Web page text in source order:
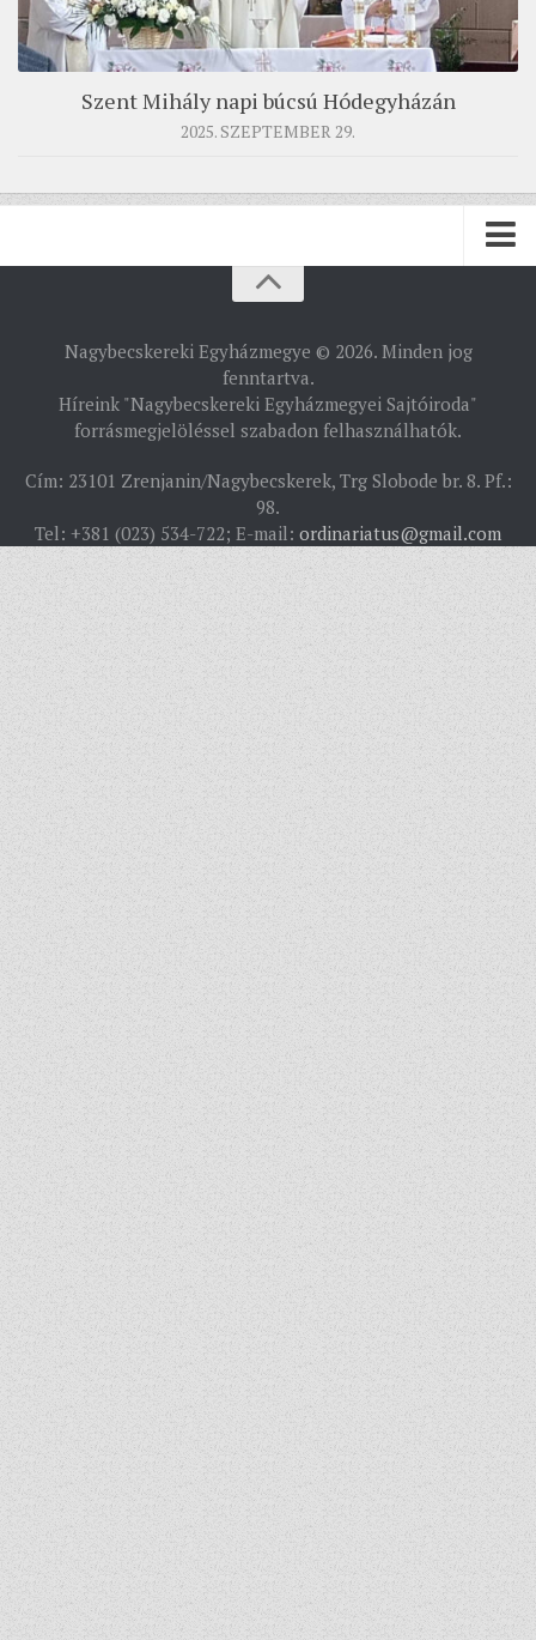
Szent Mihály napi búcsú Hódegyházán
2025. SZEPTEMBER 29.
TÖRTÉNELEM
EGYHÁZMEGYEI LEVÉLTÁR
LELKIPÁSZTOROK
SZERZETESRENDEK
IN MEMORIAM
PLÉBÁNIÁK
ÉSZAKI ESPERESSÉG
KÖZPONTI ESPERESSÉG
DÉLI ESPERESSÉG
ARCHÍVUM
ARCHÍV ÉLETKÉPEK
SZINÓDUS
ORGANIGRAMMA
PÜSPÖKI DEKRÉTUM
ZSINATI IMA
ZSINAT MOTTÓJA, LOGÓJA
ZSINATI IRODA
KOORDINÁLÓ BIZOTTSÁG
ZSINATI TAGOK
MUNKADOKUMENTUMOK
ZSINATI HÍREK-ÚJSÁG
PASZTORÁLSZOCIOLÓGIAI FELMÉRÉS
KISKORÚAK VÉDELME
„GYERMEKVÉDELMI” KIHÍVÁSOK KÁNONJOGI
MEGKÖZELÍTÉSBEN
Nagybecskereki Egyházmegye © 2026. Minden jog
fenntartva.
Híreink "Nagybecskereki Egyházmegyei Sajtóiroda"
forrásmegjelöléssel szabadon felhasználhatók.
Cím: 23101 Zrenjanin/Nagybecskerek, Trg Slobode br. 8. Pf.:
98.
Tel: +381 (023) 534-722; E-mail: ordinariatus@gmail.com